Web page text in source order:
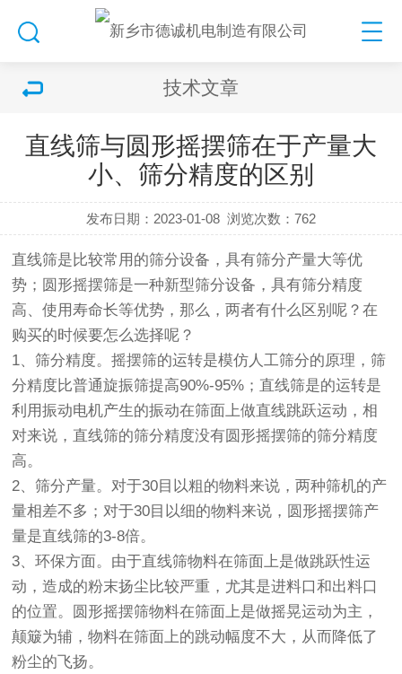
技术文章
直线筛与圆形摇摆筛在于产量大
小、筛分精度的区别
发布日期：2023-01-08 浏览次数：762
直线筛是比较常用的筛分设备，具有筛分产量大等优
势；圆形摇摆筛是一种新型筛分设备，具有筛分精度
高、使用寿命长等优势，那么，两者有什么区别呢？在
购买的时候要怎么选择呢？
1、筛分精度。摇摆筛的运转是模仿人工筛分的原理，筛
分精度比普通旋振筛提高90%-95%； 直线筛是的运转是
利用振动电机产生的振动在筛面上做直线跳跃运动，相
对来说，直线筛的筛分精度没有圆形摇摆筛的筛分精度
高。
2、筛分产量。对于30目以粗的物料来说，两种筛机的产
量相差不多；对于30目以细的物料来说，圆形摇摆筛产
量是直线筛的3-8倍。
3、环保方面。由于直线筛物料在筛面上是做跳跃性运
动，造成的粉末扬尘比较严重，尤其是进料口和出料口
的位置。圆形摇摆筛物料在筛面上是做摇晃运动为主，
颠簸为辅，物料在筛面上的跳动幅度不大，从而降低了
粉尘的飞扬。